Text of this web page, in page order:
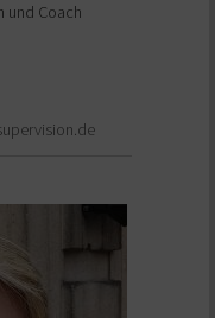
und Coach